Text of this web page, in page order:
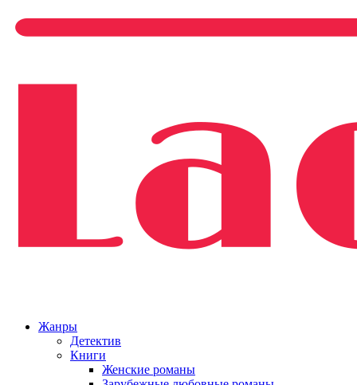
Жанры
Детектив
Книги
Женские романы